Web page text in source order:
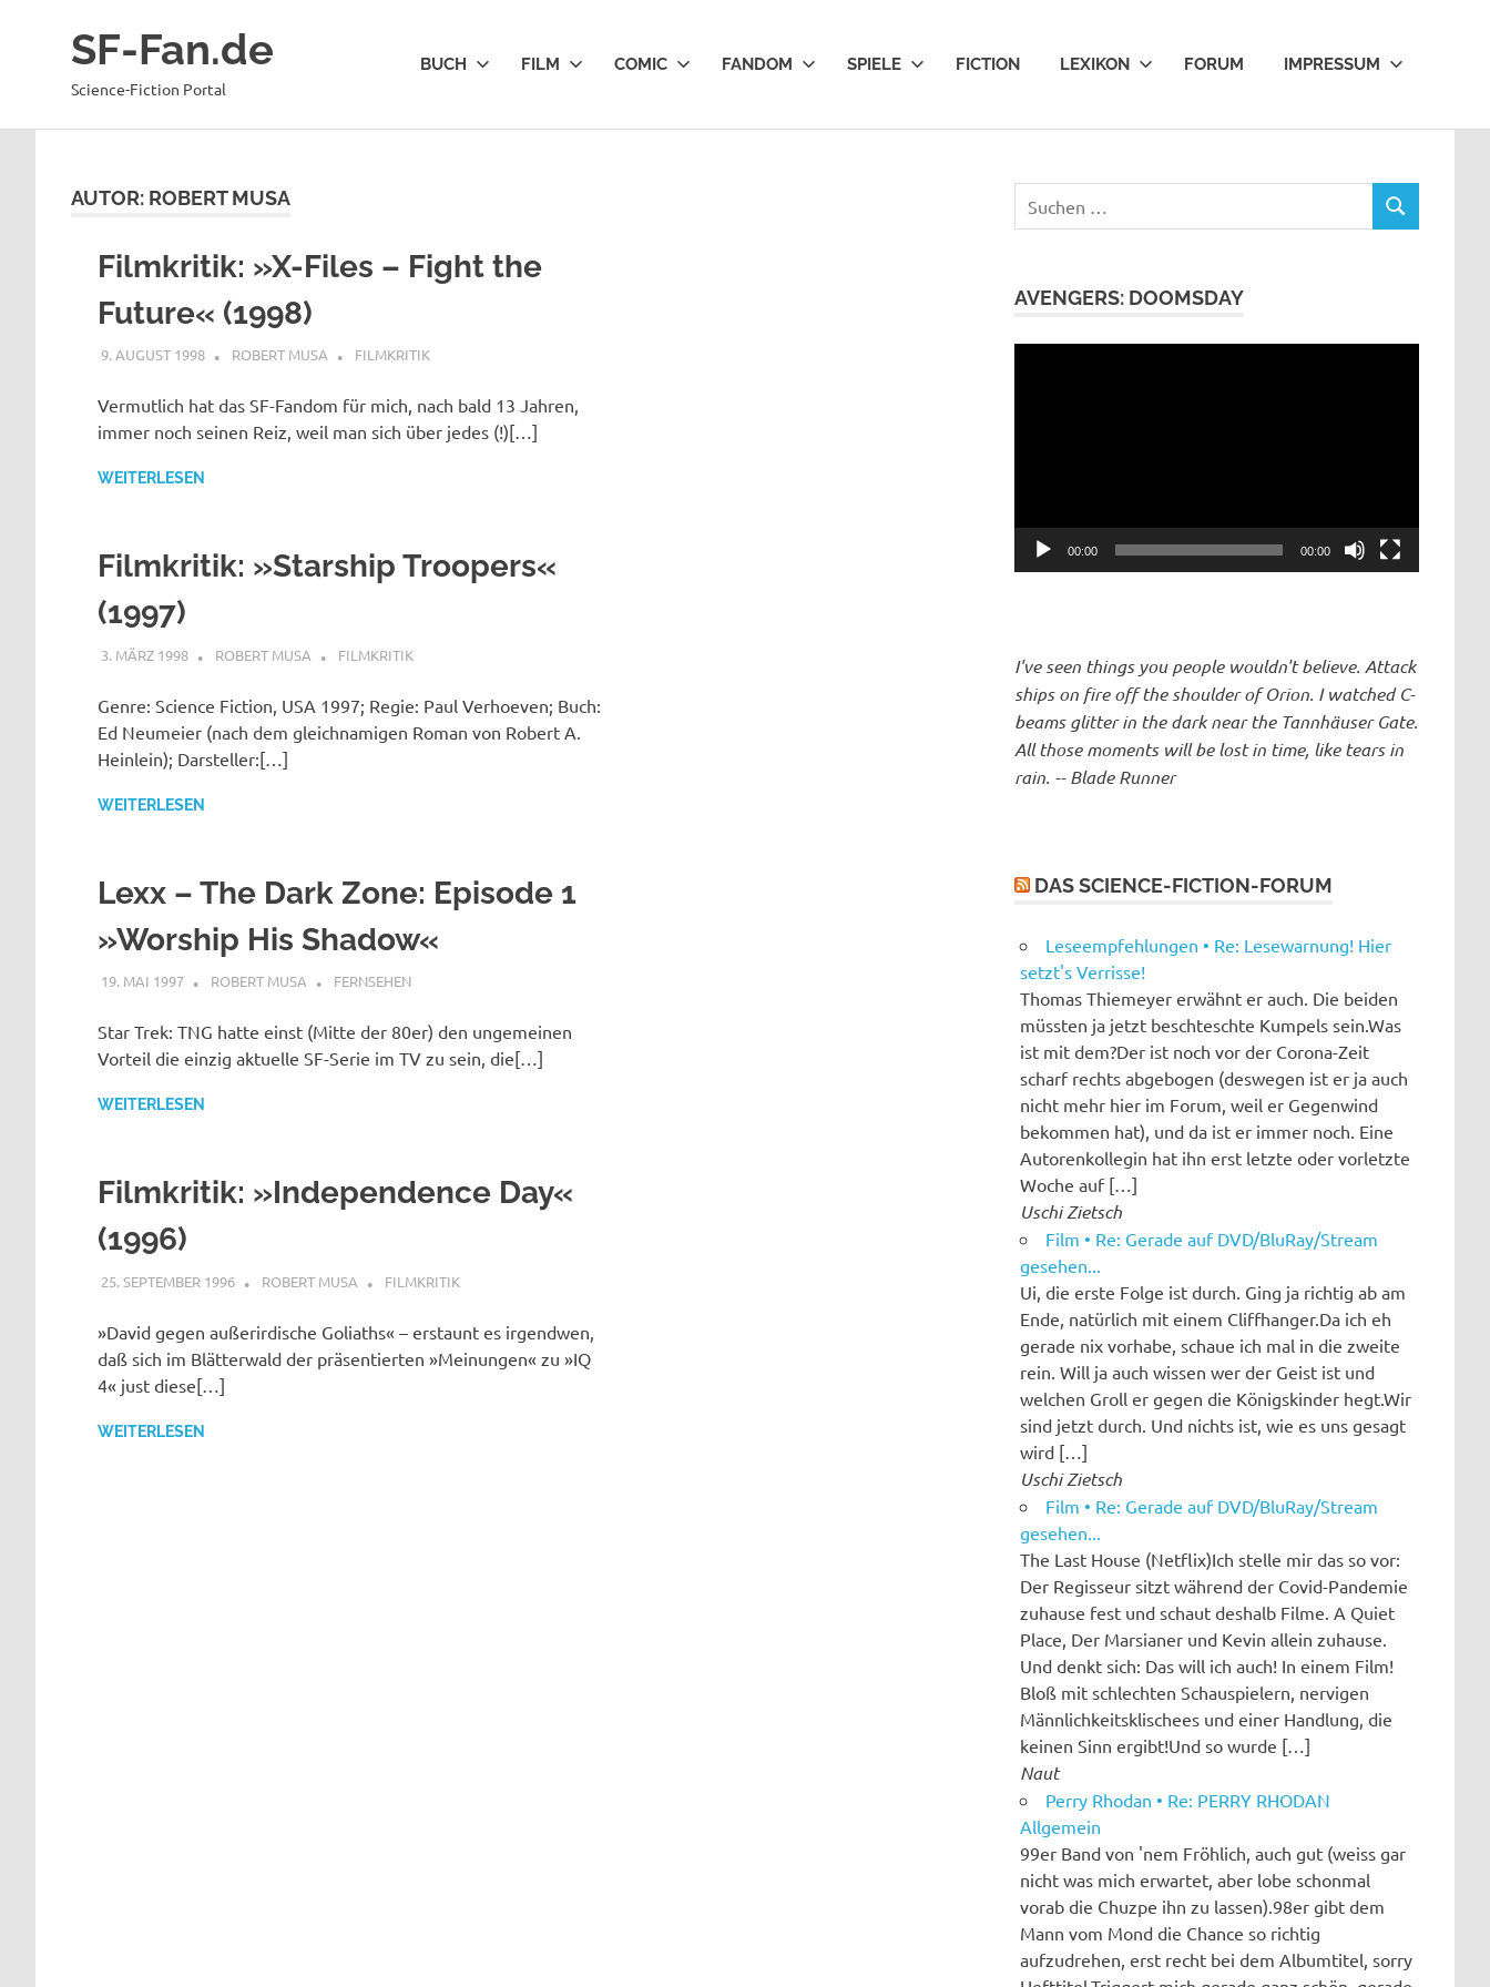
SF-Fan.de
Science-Fiction Portal
BUCH FILM COMIC FANDOM SPIELE FICTION LEXIKON FORUM IMPRESSUM
AUTOR: ROBERT MUSA
Filmkritik: »X-Files – Fight the
Future« (1998)
9. AUGUST 1998 ROBERT MUSA FILMKRITIK
Vermutlich hat das SF-Fandom für mich, nach bald 13 Jahren,
immer noch seinen Reiz, weil man sich über jedes (!)[…]
WEITERLESEN
Filmkritik: »Starship Troopers«
(1997)
3. MÄRZ 1998 ROBERT MUSA FILMKRITIK
Genre: Science Fiction, USA 1997; Regie: Paul Verhoeven; Buch:
Ed Neumeier (nach dem gleichnamigen Roman von Robert A.
Heinlein); Darsteller:[…]
WEITERLESEN
Lexx – The Dark Zone: Episode 1
»Worship His Shadow«
19. MAI 1997 ROBERT MUSA FERNSEHEN
Star Trek: TNG hatte einst (Mitte der 80er) den ungemeinen
Vorteil die einzig aktuelle SF-Serie im TV zu sein, die[…]
WEITERLESEN
Filmkritik: »Independence Day«
(1996)
25. SEPTEMBER 1996 ROBERT MUSA FILMKRITIK
»David gegen außerirdische Goliaths« – erstaunt es irgendwen,
daß sich im Blätterwald der präsentierten »Meinungen« zu »IQ
4« just diese[…]
WEITERLESEN
nach:
SUCHEN
AVENGERS: DOOMSDAY
00:00 00:00
I've seen things you people wouldn't believe. Attack
ships on fire off the shoulder of Orion. I watched C-
beams glitter in the dark near the Tannhäuser Gate.
All those moments will be lost in time, like tears in
rain. -- Blade Runner
DAS SCIENCE-FICTION-FORUM
Leseempfehlungen • Re: Lesewarnung! Hier
setzt's Verrisse!
Thomas Thiemeyer erwähnt er auch. Die beiden
müssten ja jetzt beschteschte Kumpels sein.Was
ist mit dem?Der ist noch vor der Corona-Zeit
scharf rechts abgebogen (deswegen ist er ja auch
nicht mehr hier im Forum, weil er Gegenwind
bekommen hat), und da ist er immer noch. Eine
Autorenkollegin hat ihn erst letzte oder vorletzte
Woche auf […]
Uschi Zietsch
Film • Re: Gerade auf DVD/BluRay/Stream
gesehen...
Ui, die erste Folge ist durch. Ging ja richtig ab am
Ende, natürlich mit einem Cliffhanger.Da ich eh
gerade nix vorhabe, schaue ich mal in die zweite
rein. Will ja auch wissen wer der Geist ist und
welchen Groll er gegen die Königskinder hegt.Wir
sind jetzt durch. Und nichts ist, wie es uns gesagt
wird […]
Uschi Zietsch
Film • Re: Gerade auf DVD/BluRay/Stream
gesehen...
The Last House (Netflix)Ich stelle mir das so vor:
Der Regisseur sitzt während der Covid-Pandemie
zuhause fest und schaut deshalb Filme. A Quiet
Place, Der Marsianer und Kevin allein zuhause.
Und denkt sich: Das will ich auch! In einem Film!
Bloß mit schlechten Schauspielern, nervigen
Männlichkeitsklischees und einer Handlung, die
keinen Sinn ergibt!Und so wurde […]
Naut
Perry Rhodan • Re: PERRY RHODAN
Allgemein
99er Band von 'nem Fröhlich, auch gut (weiss gar
nicht was mich erwartet, aber lobe schonmal
vorab die Chuzpe ihn zu lassen).98er gibt dem
Mann vom Mond die Chance so richtig
aufzudrehen, erst recht bei dem Albumtitel, sorry